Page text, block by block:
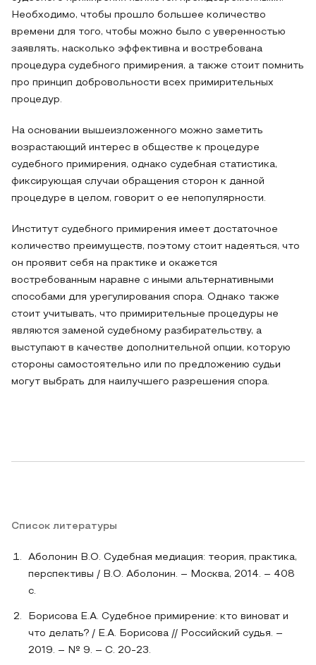
Необходимо, чтобы прошло большее количество
времени для того, чтобы можно было с уверенностью
заявлять, насколько эффективна и востребована
процедура судебного примирения, а также стоит помнить
про принцип добровольности всех примирительных
процедур.
На основании вышеизложенного можно заметить
возрастающий интерес в обществе к процедуре
судебного примирения, однако судебная статистика,
фиксирующая случаи обращения сторон к данной
процедуре в целом, говорит о ее непопулярности.
Институт судебного примирения имеет достаточное
количество преимуществ, поэтому стоит надеяться, что
он проявит себя на практике и окажется
востребованным наравне с иными альтернативными
способами для урегулирования спора. Однако также
стоит учитывать, что примирительные процедуры не
являются заменой судебному разбирательству, а
выступают в качестве дополнительной опции, которую
стороны самостоятельно или по предложению судьи
могут выбрать для наилучшего разрешения спора.
Список литературы
Аболонин В.О. Судебная медиация: теория, практика,
перспективы / В.О. Аболонин. – Москва, 2014. – 408
с.
Борисова Е.А. Судебное примирение: кто виноват и
что делать? / Е.А. Борисова // Российский судья. –
2019. – № 9. – С. 20-23.